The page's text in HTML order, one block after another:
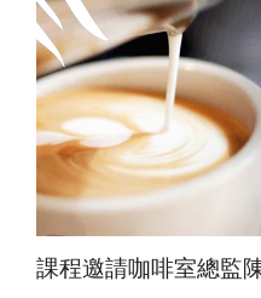
課程邀請咖啡室總監